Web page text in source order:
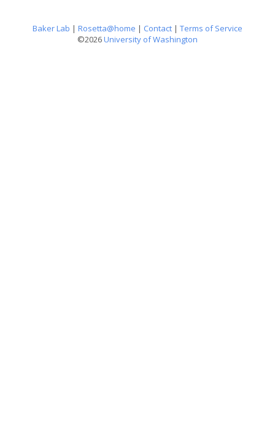
Baker Lab | Rosetta@home | Contact | Terms of Service
©2026University of Washington